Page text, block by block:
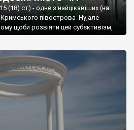
(18) ст) - одне з найцікавіших (на
півострова .Ну,але
щоби розвіяти цей субєктивізм,